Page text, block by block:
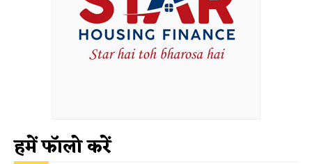
हमें फॉलो करें